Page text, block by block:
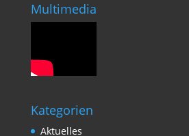
Multimedia
Kategorien
Aktuelles